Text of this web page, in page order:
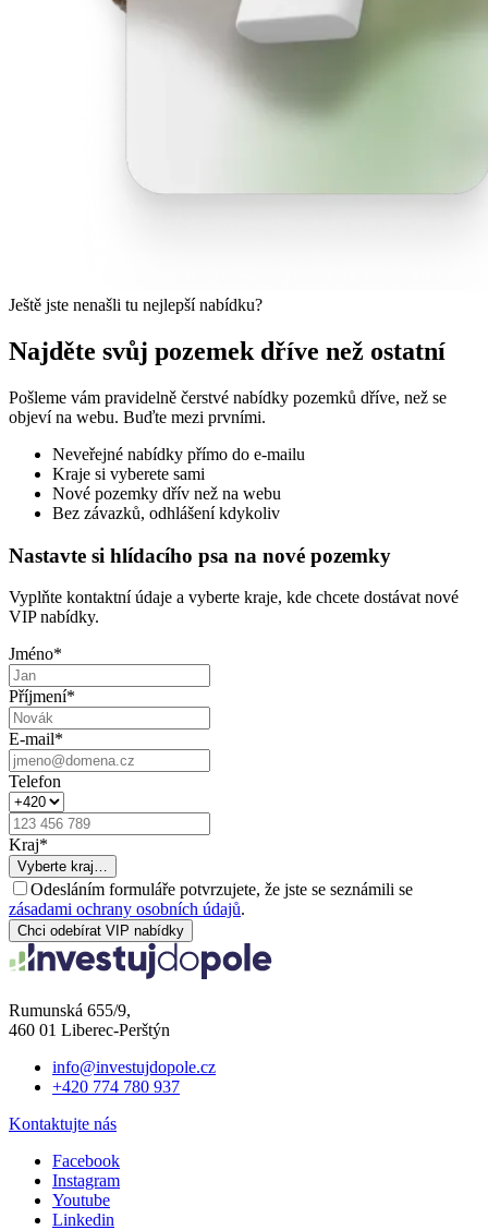
Ještě jste nenašli tu nejlepší nabídku?
Najděte svůj pozemek dříve než ostatní
Pošleme vám pravidelně čerstvé nabídky pozemků dříve, než se
objeví na webu. Buďte mezi prvními.
Neveřejné nabídky přímo do e-mailu
Kraje si vyberete sami
Nové pozemky dřív než na webu
Bez závazků, odhlášení kdykoliv
Nastavte si hlídacího psa na nové pozemky
Vyplňte kontaktní údaje a vyberte kraje, kde chcete dostávat nové
VIP nabídky.
Jméno*
Příjmení*
E-mail*
Telefon
Kraj*
Vyberte kraj…
Odesláním formuláře potvrzujete, že jste se seznámili se
zásadami ochrany osobních údajů.
Chci odebírat VIP nabídky
Rumunská 655/9,
460 01 Liberec-Perštýn
info@investujdopole.cz
+420 774 780 937
Kontaktujte nás
Facebook
Instagram
Youtube
Linkedin